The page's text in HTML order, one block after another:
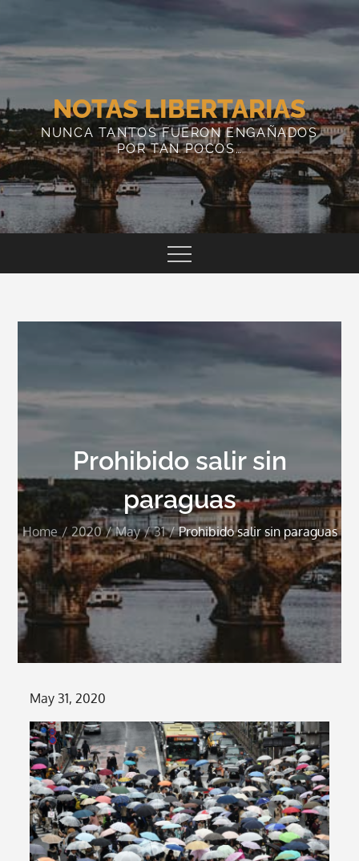
content
NOTAS LIBERTARIAS
NUNCA TANTOS FUERON ENGAÑADOS
POR TAN POCOS…
Prohibido salir sin
paraguas
Home 2020 May 31 Prohibido salir sin paraguas
Posted
on
May 31, 2020